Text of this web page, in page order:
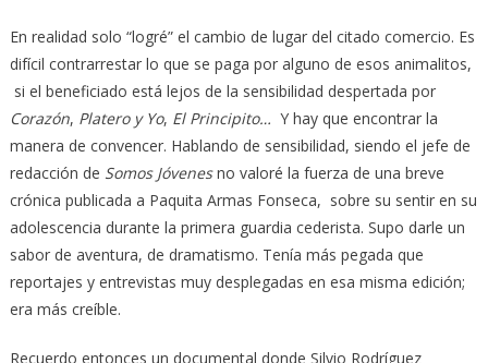
En realidad solo “logré” el cambio de lugar del citado comercio. Es
difícil contrarrestar lo que se paga por alguno de esos animalitos,
si el beneficiado está lejos de la sensibilidad despertada por
Corazón, Platero y Yo, El Principito… Y hay que encontrar la
manera de convencer. Hablando de sensibilidad, siendo el jefe de
redacción de Somos Jóvenesno valoré la fuerza de una breve
crónica publicada a Paquita Armas Fonseca, sobre su sentir en su
adolescencia durante la primera guardia cederista. Supo darle un
sabor de aventura, de dramatismo. Tenía más pegada que
reportajes y entrevistas muy desplegadas en esa misma edición;
era más creíble.
Recuerdo entonces un documental donde Silvio Rodríguez